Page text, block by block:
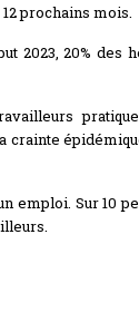
prochains mois.
2023, 20% des
crainte
emploi. Sur 10